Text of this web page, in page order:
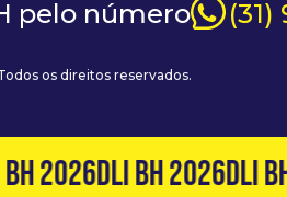
pelo número (31)
os direitos reservados.
2026DLI BH 2026DLI